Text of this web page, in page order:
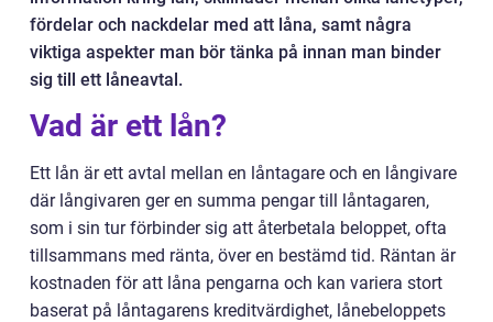
fördelar och nackdelar med att låna, samt några
viktiga aspekter man bör tänka på innan man binder
sig till ett låneavtal.
Vad är ett lån?
Ett lån är ett avtal mellan en låntagare och en långivare
där långivaren ger en summa pengar till låntagaren,
som i sin tur förbinder sig att återbetala beloppet, ofta
tillsammans med ränta, över en bestämd tid. Räntan är
kostnaden för att låna pengarna och kan variera stort
baserat på låntagarens kreditvärdighet, lånebeloppets